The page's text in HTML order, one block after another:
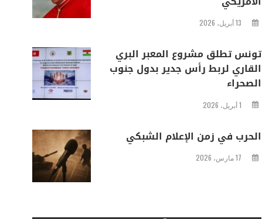
13 أبريل، 2026
تونس تطلق مشروع المعبر البري
القاري لربط رأس جدير بدول جنوب
الصحراء
1 أبريل، 2026
الحرب في زمن الإعلام الشبكي
17 مارس، 2026